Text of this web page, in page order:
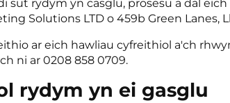
sut rydym yn casglu, prosesu a dal
Solutions LTD o 459b Green
ar eich hawliau cyfreithiol a'ch
ni ar 0208 858 0709.
rydym yn ei gasglu